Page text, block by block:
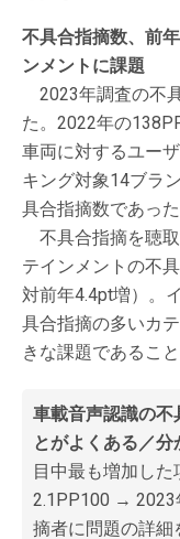
不具合指摘数、前
ンメントに課題
2023年調査の不
た。2022年の
車両に対するユー
キング対象14ブラ
具合指摘数であった
不具合指摘を聴
テインメントの不
対前年4.4pt増）。
具合指摘の多いカ
きな課題であるこ
車載音声認識の不
とがよくある／分
目中最も増加した
2.1PP100 → 2023
摘者に問題の詳細